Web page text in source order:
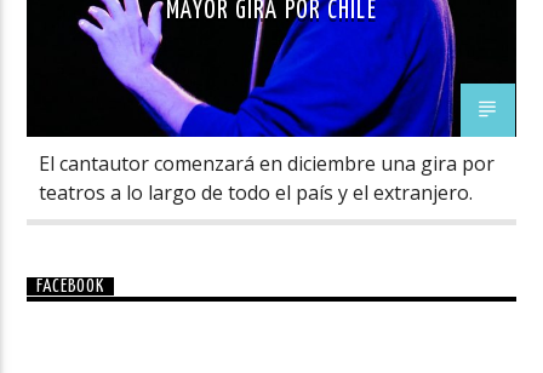
MAYOR GIRA POR CHILE
El cantautor comenzará en diciembre una gira por
teatros a lo largo de todo el país y el extranjero.
FACEBOOK